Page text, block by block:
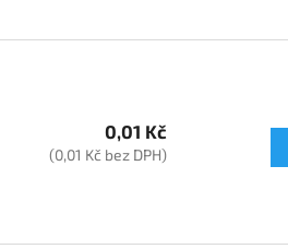
0,01 Kč
(0,01 Kč bez DPH)